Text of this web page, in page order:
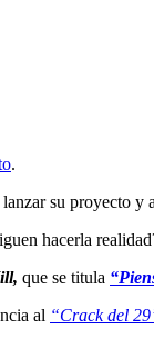
.
su proyecto y
hacerla
que se titula
al “Crack del